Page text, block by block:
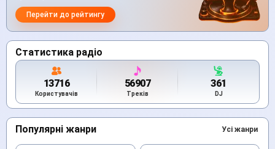
Перейти до рейтингу
Статистика радіо
13716
Користувачів
56907
Треків
361
DJ
Популярні жанри Усі жанри